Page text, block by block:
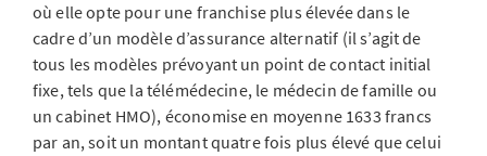
où elle opte pour une franchise plus élevée dans le
cadre d’un modèle d’assurance alternatif (il s’agit de
tous les modèles prévoyant un point de contact initial
fixe, tels que la télémédecine, le médecin de famille ou
un cabinet HMO), économise en moyenne 1633 francs
par an, soit un montant quatre fois plus élevé que celui